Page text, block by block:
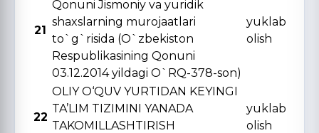
21
Qonuni Jismoniy va yuridik
shaxslarning murojaatlari
to`g`risida (O`zbekiston
Respublikasining Qonuni
03.12.2014 yildagi O`RQ-378-son)
yuklab
olish
22
OLIY O‘QUV YURTIDAN KЕYINGI
TA’LIM TIZIMINI YANADA
TAKOMILLASHTIRISH
yuklab
olish